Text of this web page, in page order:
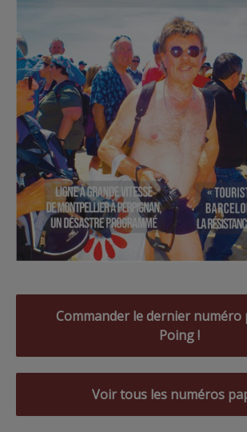
Commander le dernier numéro
Poing !
Voir tous les numéros